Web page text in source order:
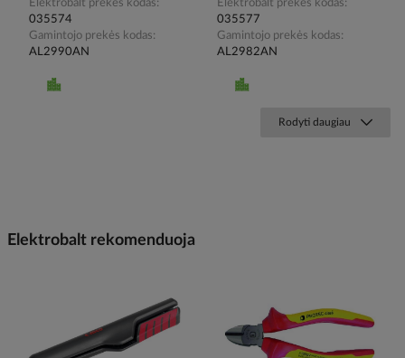
Elektrobalt prekės kodas
035574
Gamintojo prekės kodas
AL2990AN
Elektrobalt prekės kodas
035577
Gamintojo prekės kodas
AL2982AN
Rodyti daugiau
Elektrobalt rekomenduoja